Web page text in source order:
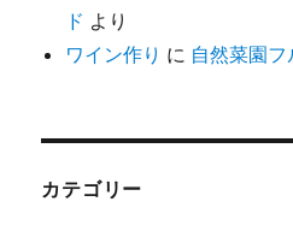
ド より
ワイン作り に 自然菜園
カテゴリー